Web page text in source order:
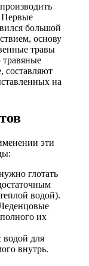
Первые
большой
основу
травы
травяные
составляют
на
эти
глотать
водой).
их
для
внутрь.